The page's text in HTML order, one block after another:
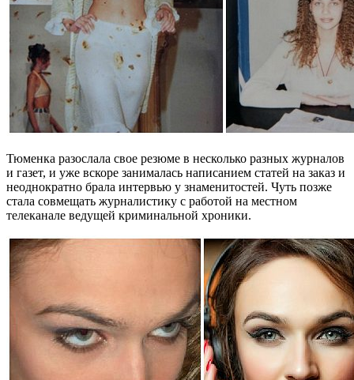
Тюменка разослала свое резюме в несколько разных журналов
и газет, и уже вскоре занималась написанием статей на заказ и
неоднократно брала интервью у знаменитостей. Чуть позже
стала совмещать журналистику с работой на местном
телеканале ведущей криминальной хроники.